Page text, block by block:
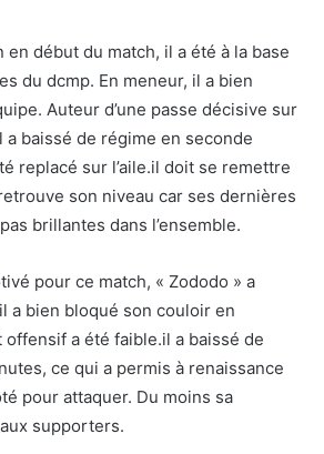
en début du match, il a été à la base
du dcmp. En meneur, il a bien
Auteur d’une passe décisive sur
baissé de régime en seconde
replacé sur l’aile.il doit se remettre
son niveau car ses dernières
brillantes dans l’ensemble.
pour ce match, « Zododo » a
a bien bloqué son couloir en
a été faible.il a baissé de
ce qui a permis à renaissance
pour attaquer. Du moins sa
supporters.